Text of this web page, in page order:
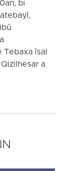
bi
Tebaxa îsal
a